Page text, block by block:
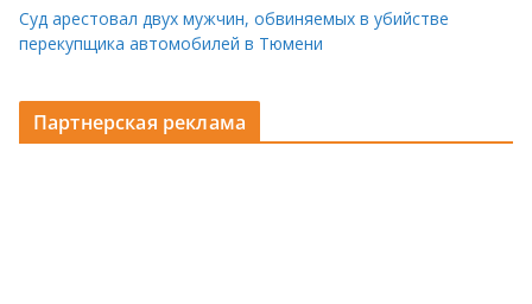
Суд арестовал двух мужчин, обвиняемых в убийстве
перекупщика автомобилей в Тюмени
Партнерская реклама